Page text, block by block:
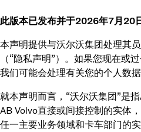
Suppliers
此版本已发布并于2026年7月20
本声明提供与沃尔沃集团处理其
（“隐私声明”）。如果您现在或
我们可能会处理有关您的个人数据
就本声明而言，“沃尔沃集团”是
AB Volvo直接或间接控制的实体
任一主要业务领域和卡车部门的